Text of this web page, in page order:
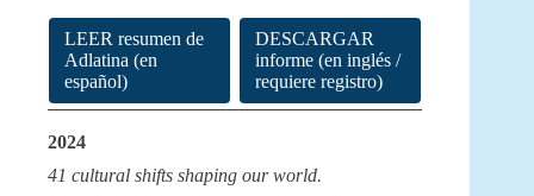
LEER resumen de
Adlatina (en
español)
DESCARGAR
informe (en inglés /
requiere registro)
2024
41 cultural shifts shaping our world.